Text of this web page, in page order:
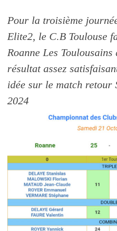
Pour la troisième
Elite2, le C.B Toulouse
Roanne Les Toulousains
résultat assez
idée sur le match retour
2024